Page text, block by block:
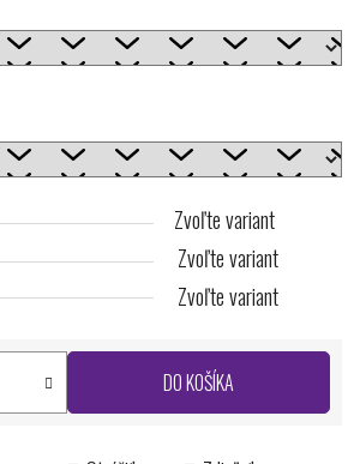
Zvoľte variant
Zvoľte variant
Zvoľte variant
DO KOŠÍKA